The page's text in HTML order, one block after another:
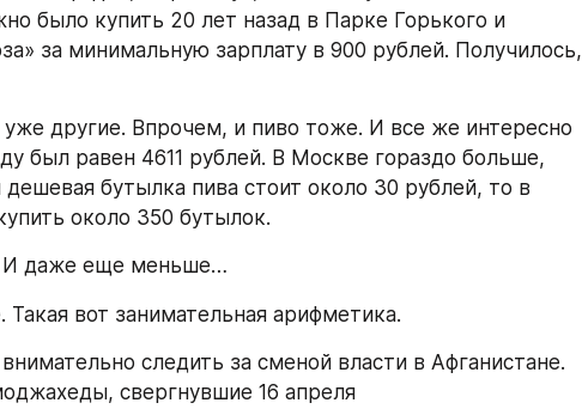
было купить 20 лет назад в Парке Горького и
за минимальную зарплату в 900 рублей. Получилось,
уже другие. Впрочем, и пиво тоже. И все же интересно
был равен 4611 рублей. В Москве гораздо больше,
дешевая бутылка пива стоит около 30 рублей, то в
около 350 бутылок.
И даже еще меньше…
вот занимательная арифметика.
следить за сменой власти в Афганистане.
свергнувшие 16 апреля